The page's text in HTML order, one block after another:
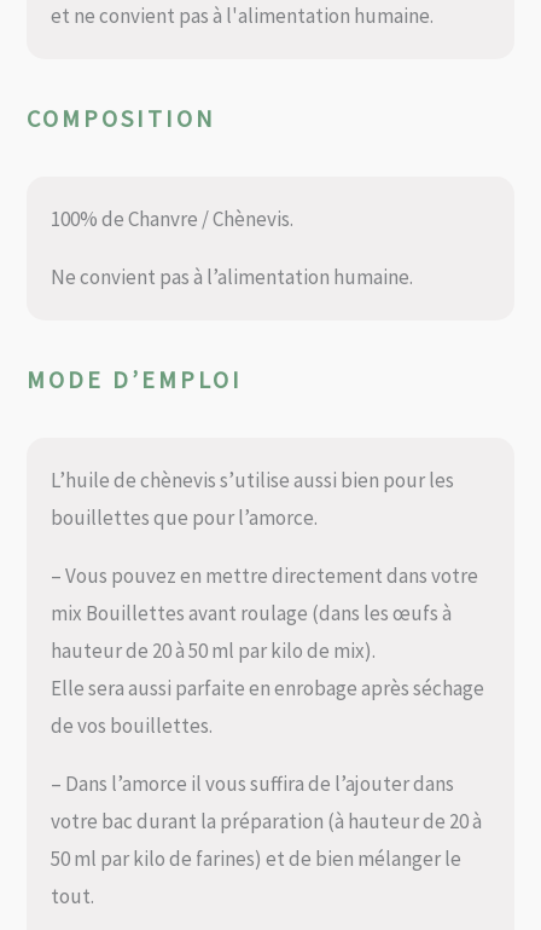
et ne convient pas à l'alimentation humaine.
COMPOSITION
100% de Chanvre / Chènevis.
Ne convient pas à l’alimentation humaine.
MODE D’EMPLOI
L’huile de chènevis s’utilise aussi bien pour les
bouillettes que pour l’amorce.
– Vous pouvez en mettre directement dans votre
mix Bouillettes avant roulage (dans les œufs à
hauteur de 20 à 50 ml par kilo de mix).
Elle sera aussi parfaite en enrobage après séchage
de vos bouillettes.
– Dans l’amorce il vous suffira de l’ajouter dans
votre bac durant la préparation (à hauteur de 20 à
50 ml par kilo de farines) et de bien mélanger le
tout.